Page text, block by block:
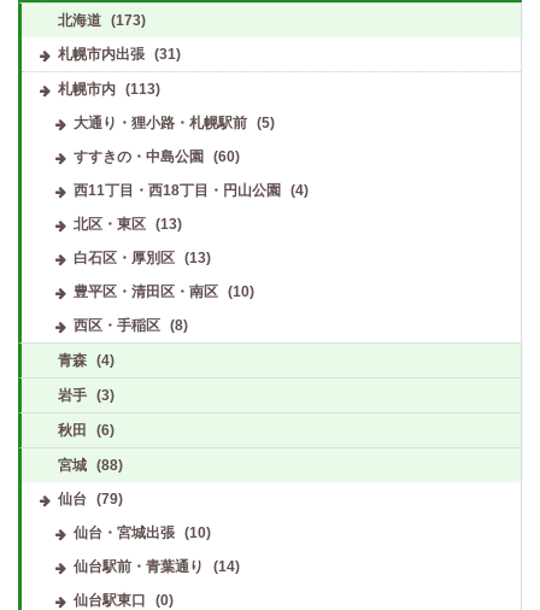
北海道 (173)
札幌市内出張 (31)
札幌市内 (113)
大通り・狸小路・札幌駅前
(5)
すすきの・中島公園
(60)
西11丁目・西18丁目・円山公園
(4)
北区・東区
(13)
白石区・厚別区
(13)
豊平区・清田区・南区
(10)
西区・手稲区
(8)
青森 (4)
岩手 (3)
秋田 (6)
宮城 (88)
仙台 (79)
仙台・宮城出張
(10)
仙台駅前・青葉通り
(14)
仙台駅東口
(0)